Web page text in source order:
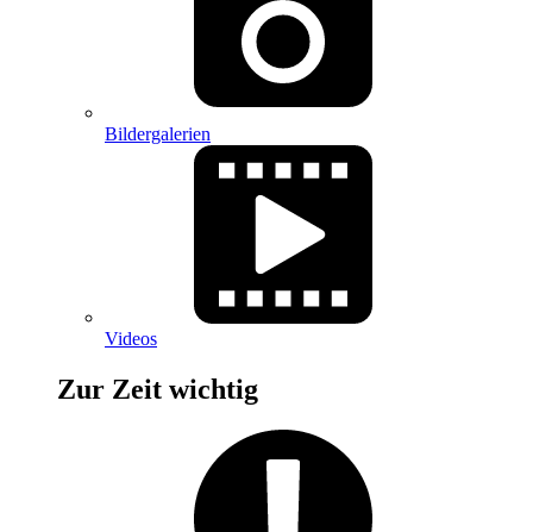
Bildergalerien
Videos
Zur Zeit wichtig